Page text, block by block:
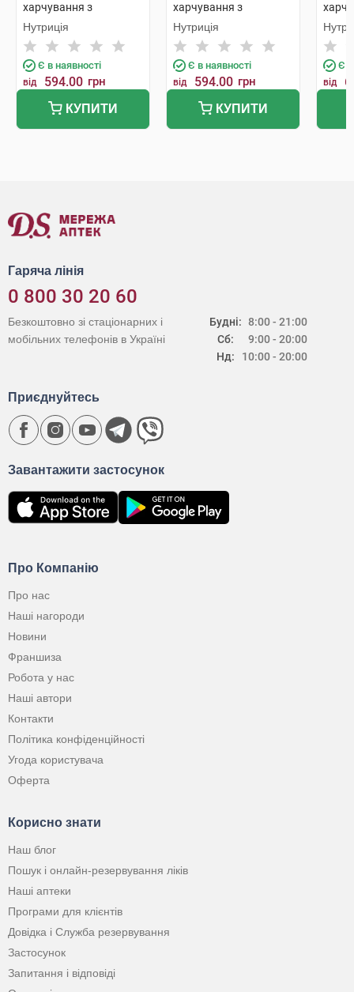
харчування з
ванільним смаком для
дітей від 1 року та
старше 400 г 1 банка
Нутриція
Є в наявності
від 594.00 грн
КУПИТИ
харчування з
ванільним смаком для
дітей від 1 року та
старше 400 г 1 банка
Нутриція
Є в наявності
від 594.00 грн
КУПИТИ
для
Є в
від
Гаряча лінія
0 800 30 20 60
Будні:
Сб:
Нд:
8:00 - 21:00
9:00 - 20:00
10:00 - 20:00
Безкоштовно зі стаціонарних і
мобільних телефонів в Україні
Про Компанію
Про нас
Наші нагороди
Новини
Франшиза
Робота у нас
Наші автори
Контакти
Політика конфіденційності
Угода користувача
Оферта
Корисно знати
Наш блог
Пошук і онлайн-резервування ліків
Наші аптеки
Програми для клієнтів
Довідка і Служба резервування
Застосунок
Запитання і відповіді
Завантажити застосунок
Приєднуйтесь